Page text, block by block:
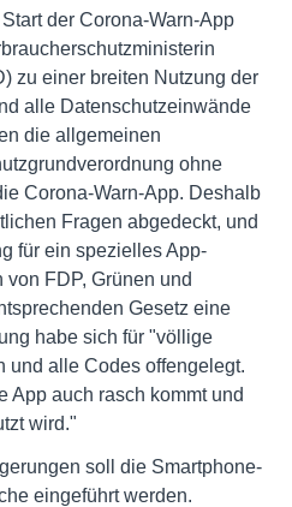
der Corona-Warn-App
zu einer breiten Nutzung der
alle Datenschutzeinwände
die allgemeinen
ohne
Corona-Warn-App. Deshalb
Fragen abgedeckt, und
für ein spezielles App-
FDP, Grünen und
Gesetz eine
habe sich für "völlige
und alle Codes offengelegt.
App auch rasch kommt und
wird."
soll die Smartphone-
eingeführt werden.